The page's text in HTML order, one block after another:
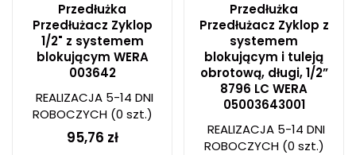
Przedłużka
Przedłużacz Zyklop
1/2" z systemem
blokującym WERA
003642
REALIZACJA 5-14 DNI
ROBOCZYCH(0 szt.)
95,76 zł
Przedłużka
Przedłużacz Zyklop z
systemem
blokującym i tuleją
obrotową, długi, 1/2”
8796 LC WERA
05003643001
REALIZACJA 5-14 DNI
ROBOCZYCH(0 szt.)